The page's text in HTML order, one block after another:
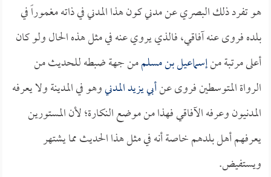
هو تفرد ذلك البصري عن مدني كون هذا المدني في ذاته مغموراً في
بلده فروى عنه آفاقي، فالذي يروي عنه في مثل هذه الحال ولو كان
أعلى مرتبة منإسماعيل بن مسلممن جهة ضبطه للحديث من
الرواة المتوسطين فروى عنأبي يزيد المدنيوهو في المدينة ولا يعرفه
المدنيون وعرفه الآفاقي فهذا من موضع النكارة؛ لأن المستورين
يعرفهم أهل بلدهم خاصة أنه في مثل هذا الحديث مما يشتهر
ويستفيض.